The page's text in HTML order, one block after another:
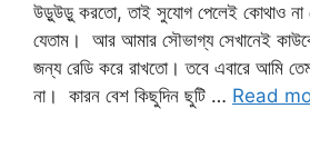
উড়ুউড়ু করতো, তাই সুযোগ পেলেই কোথাও না
যেতাম। আর আমার সৌভাগ্য সেখানেই
জন্য রেডি করে রাখতো। তবে এবারে আমি
না। কারন বেশ কিছুদিন ছুটি … Read